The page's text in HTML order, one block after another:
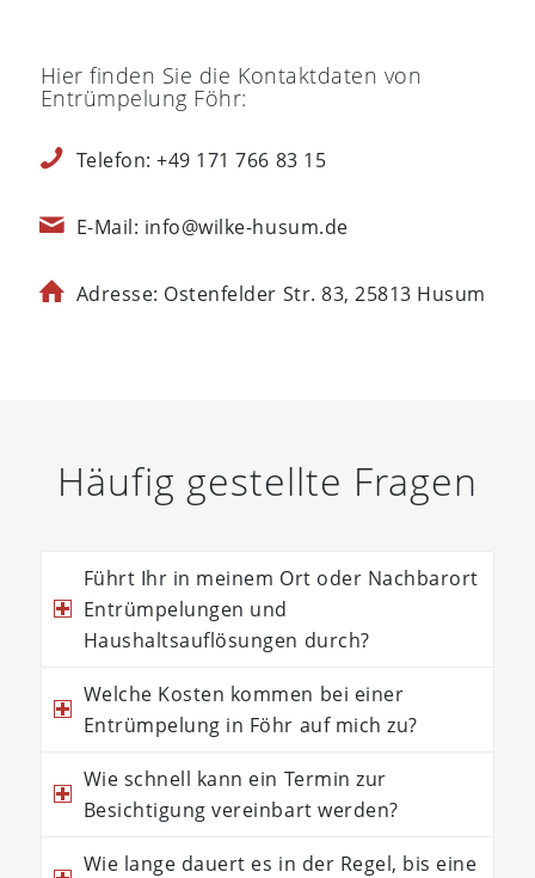
Hier finden Sie die Kontaktdaten von
Entrümpelung Föhr:
Telefon: +49 171 766 83 15
E-Mail: info@wilke-husum.de
Adresse: Ostenfelder Str. 83, 25813 Husum
Häufig gestellte Fragen
Führt Ihr in meinem Ort oder Nachbarort
Entrümpelungen und
Haushaltsauflösungen durch?
Welche Kosten kommen bei einer
Entrümpelung in Föhr auf mich zu?
Wie schnell kann ein Termin zur
Besichtigung vereinbart werden?
Wie lange dauert es in der Regel, bis eine